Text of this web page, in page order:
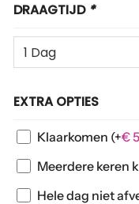
DRAAGTIJD *
EXTRA OPTIES
Klaarkomen (+€
Meerdere keren
Hele dag niet